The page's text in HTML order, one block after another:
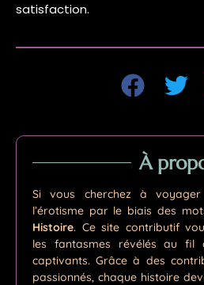
satisfaction.
À
Si vous cherchez à
l’érotisme par le biais des
Histoire. Ce site contributif
les fantasmes révélés au fil
captivants. Grâce à des
passionnés, chaque histoire